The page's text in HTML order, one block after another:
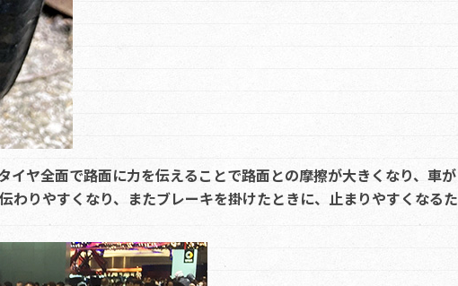
イヤ全面で路面に力を伝えることで路面との摩擦が大きくなり、車が
わりやすくなり、またブレーキを掛けたときに、止まりやすくなるた